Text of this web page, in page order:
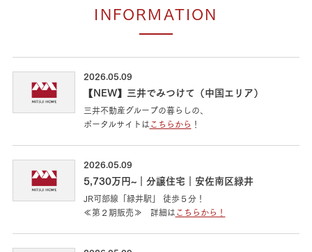
INFORMATION
2026.05.09
【NEW】三井でみつけて（中国エリア）
三井不動産グループの暮らしの、
ポータルサイトはこちらから ！
2026.05.09
5,730万円~｜分譲住宅｜安佐南区緑井
JR可部線「緑井駅」 徒歩５分！
≪第２期販売≫ 詳細はこちらから！